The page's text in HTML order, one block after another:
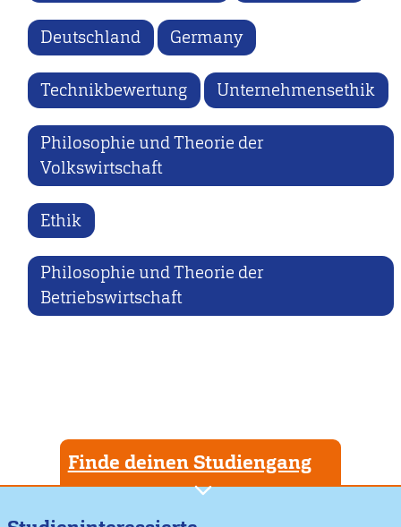
Deutschland Germany
Technikbewertung Unternehmensethik
Philosophie und Theorie der
Volkswirtschaft
Ethik
Philosophie und Theorie der
Betriebswirtschaft
Finde deinen Studiengang